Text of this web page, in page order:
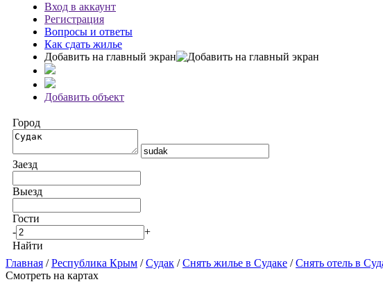
Вход в аккаунт
Регистрация
Вопросы и ответы
Как сдать жилье
Добавить на главный экран
Добавить объект
Город
Заезд
Выезд
Гости
-
+
Найти
Главная /Республика Крым /Судак /Снять жилье в Судаке /Снять отель в
Смотреть на картах